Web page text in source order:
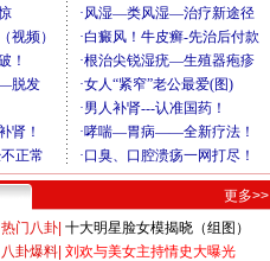
更多>>
热门八卦 十大明星脸女模揭晓（组图）
八卦爆料 刘欢与美女主持情史大曝光